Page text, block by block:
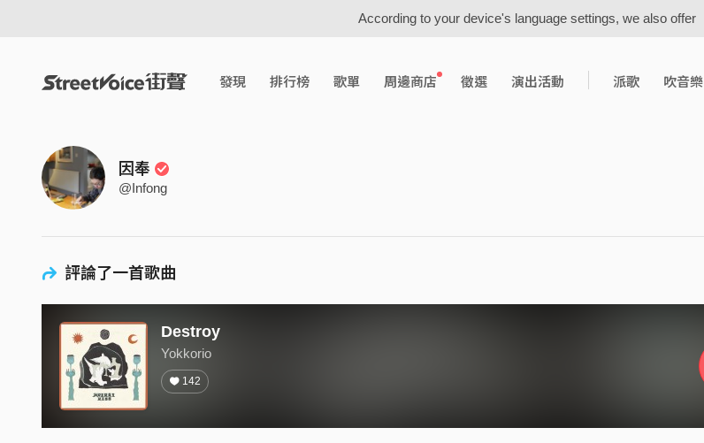
According to your device's language settings, we also offer
發現 排行榜 歌單 周邊商店 徵選 演出活動 派歌 吹音樂
因奉
@Infong
評論了一首歌曲
Destroy
Yokkorio
142